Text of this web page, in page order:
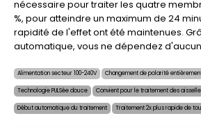
nécessaire pour traiter les quatre
%, pour atteindre un maximum de 24
rapidité de l'effet ont été maintenues.
automatique, vous ne dépendez
Alimentation secteur 100-240V Changement de polarité
Technologie PULSée douce Convient pour le traitement des
Début automatique du traitement Traitement 2x plus rapide de